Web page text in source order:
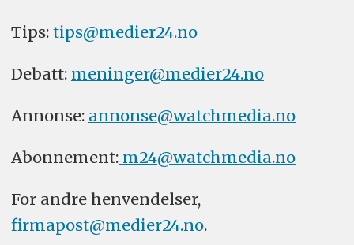
Tips: tips@medier24.no
Debatt: meninger@medier24.no
Annonse: annonse@watchmedia.no
Abonnement:m24@watchmedia.no
For andre henvendelser,
firmapost@medier24.no.